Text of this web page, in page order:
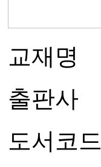
교재명
출판사
도서코드